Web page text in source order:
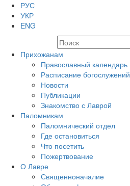
РУС
УКР
ENG
Прихожанам
Православный календарь
Расписание богослужений
Новости
Публикации
Знакомство с Лаврой
Паломникам
Паломнический отдел
Где остановиться
Что посетить
Пожертвование
О Лавре
Священноначалие